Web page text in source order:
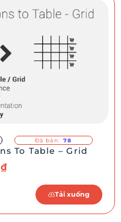
Đã bán: 78
To Table – Grid
₫
Tải xuống